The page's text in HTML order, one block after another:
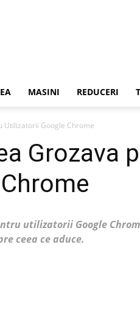
MASINI REDUCERI
Utilizatorii Google Chrome
Grozava
utilizatorii Google
ceea ce aduce.